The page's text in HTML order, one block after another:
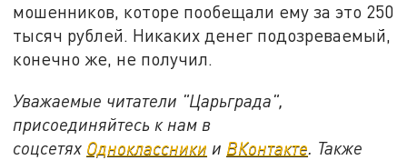
мошенников, которе пообещали ему за это 250
тысяч рублей. Никаких денег подозреваемый,
конечно же, не получил.
Уважаемые читатели "Царьграда",
присоединяйтесь к нам в
соцсетях Одноклассники и ВКонтакте. Также